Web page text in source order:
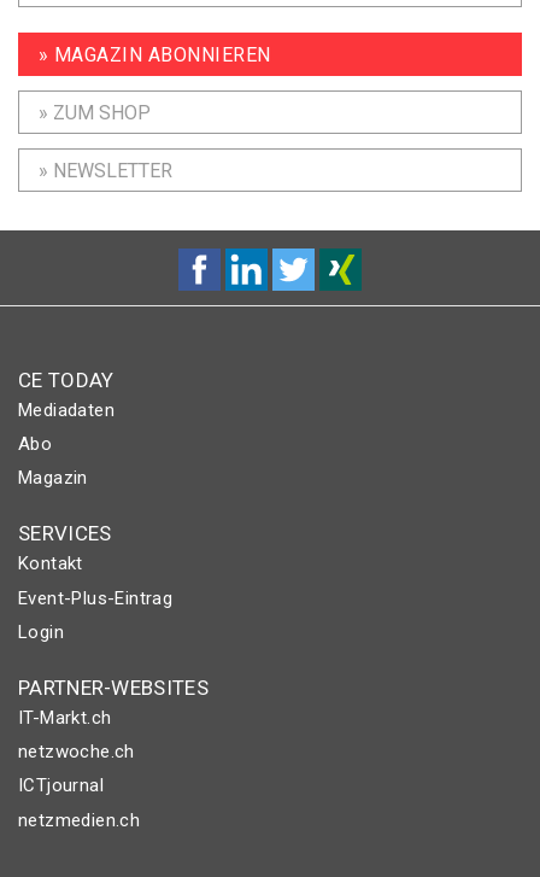
» MAGAZIN ABONNIEREN
» ZUM SHOP
» NEWSLETTER
CE TODAY
Mediadaten
Abo
Magazin
SERVICES
Kontakt
Event-Plus-Eintrag
Login
PARTNER-WEBSITES
IT-Markt.ch
netzwoche.ch
ICTjournal
netzmedien.ch